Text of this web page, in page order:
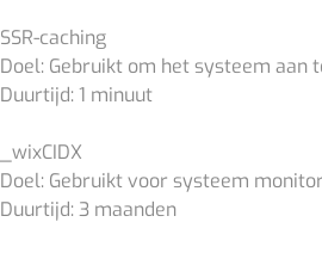
SSR-caching
Doel: Gebruikt om het systeem
Duurtijd: 1 minuut
_wixCIDX
Doel: Gebruikt voor systeem
Duurtijd: 3 maanden